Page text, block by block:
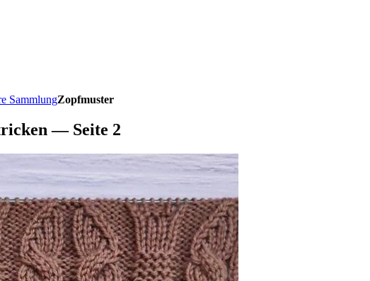
SammlungZopfmuster
— Seite 2